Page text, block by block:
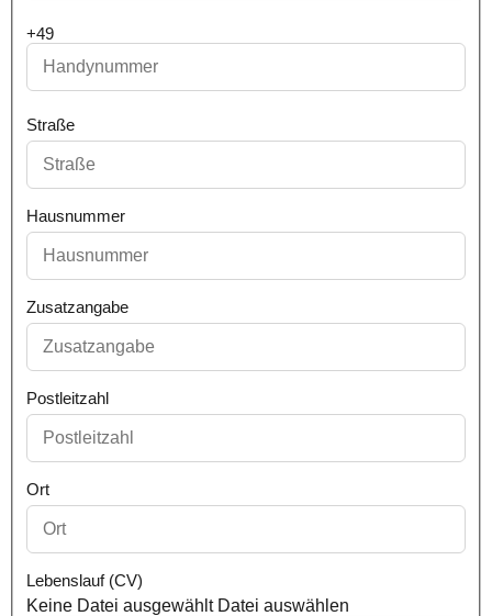
+49
Straße
Hausnummer
Zusatzangabe
Postleitzahl
Ort
Lebenslauf (CV)
Keine Datei ausgewählt Datei auswählen